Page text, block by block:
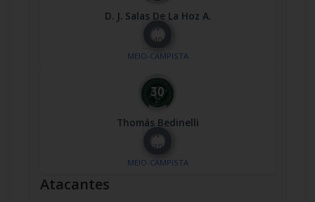
D. J. Salas De La Hoz A.
Nº
40
MEIO-CAMPISTA
Thomás Bedinelli
Nº
30
MEIO-CAMPISTA
Atacantes